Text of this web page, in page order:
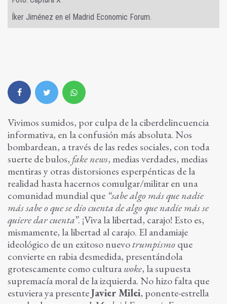
Íker Jiménez en el Madrid Economic Forum.
Vivimos sumidos, por culpa de la ciberdelincuencia
informativa, en la confusión más absoluta. Nos
bombardean, a través de las redes sociales, con toda
suerte de bulos, fake news, medias verdades, medias
mentiras y otras distorsiones esperpénticas de la
realidad hasta hacernos comulgar/militar en una
comunidad mundial que “sabe algo más que nadie
más sabe o que se dio cuenta de algo que nadie más se
quiere dar cuenta”. ¡Viva la libertad, carajo! Esto es,
mismamente, la libertad al carajo. El andamiaje
ideológico de un exitoso nuevotrumpismoque
convierte en rabia desmedida, presentándola
grotescamente como culturawoke, la supuesta
supremacía moral de la izquierda. No hizo falta que
estuviera ya presenteJavier Milei, ponente-estrella